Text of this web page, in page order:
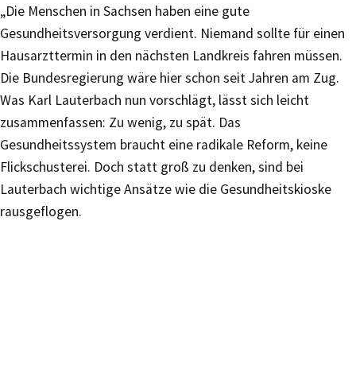
„Die Menschen in Sachsen haben eine gute
Gesundheitsversorgung verdient. Niemand sollte für einen
Hausarzttermin in den nächsten Landkreis fahren müssen.
Die Bundesregierung wäre hier schon seit Jahren am Zug.
Was Karl Lauterbach nun vorschlägt, lässt sich leicht
zusammenfassen: Zu wenig, zu spät. Das
Gesundheitssystem braucht eine radikale Reform, keine
Flickschusterei. Doch statt groß zu denken, sind bei
Lauterbach wichtige Ansätze wie die Gesundheitskioske
rausgeflogen.